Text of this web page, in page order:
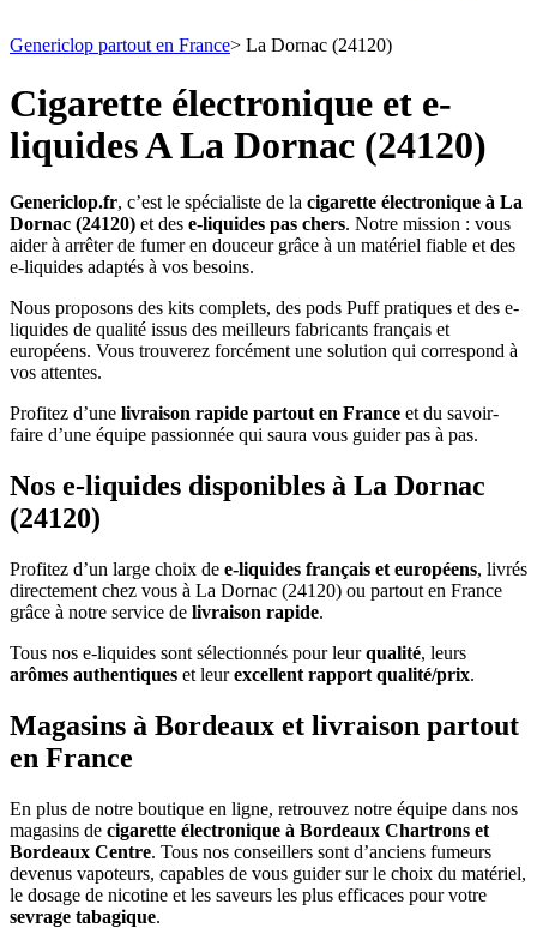
Genericlop partout en France> La Dornac (24120)
Cigarette électronique et e-
liquides A La Dornac (24120)
Genericlop.fr, c’est le spécialiste de la cigarette électronique à La
Dornac (24120) et des e-liquides pas chers. Notre mission : vous
aider à arrêter de fumer en douceur grâce à un matériel fiable et des
e-liquides adaptés à vos besoins.
Nous proposons des kits complets, des pods Puff pratiques et des e-
liquides de qualité issus des meilleurs fabricants français et
européens. Vous trouverez forcément une solution qui correspond à
vos attentes.
Profitez d’une livraison rapide partout en France et du savoir-
faire d’une équipe passionnée qui saura vous guider pas à pas.
Nos e-liquides disponibles à La Dornac
(24120)
Profitez d’un large choix de e-liquides français et européens, livrés
directement chez vous à La Dornac (24120) ou partout en France
grâce à notre service de livraison rapide.
Tous nos e-liquides sont sélectionnés pour leurqualité, leurs
arômes authentiques et leurexcellent rapport qualité/prix.
Magasins à Bordeaux et livraison partout
en France
En plus de notre boutique en ligne, retrouvez notre équipe dans nos
magasins de cigarette électronique à Bordeaux Chartrons et
Bordeaux Centre. Tous nos conseillers sont d’anciens fumeurs
devenus vapoteurs, capables de vous guider sur le choix du matériel,
le dosage de nicotine et les saveurs les plus efficaces pour votre
sevrage tabagique.